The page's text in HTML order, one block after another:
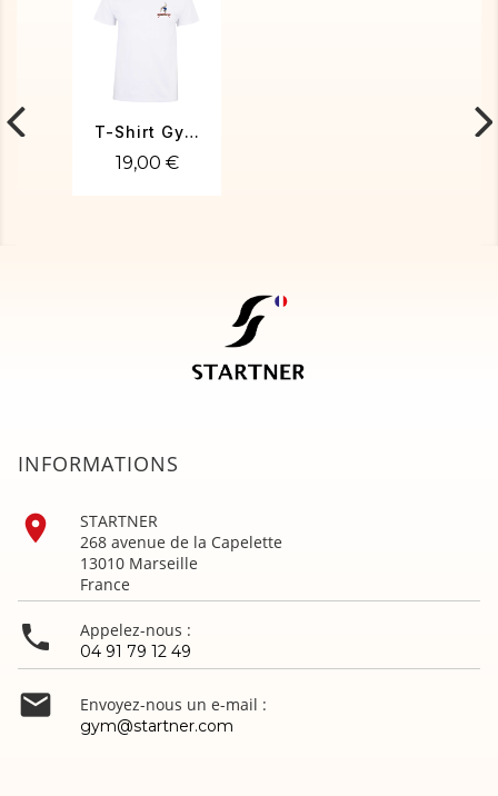
T-Shirt Gymnaste
19,00 €
INFORMATIONS

STARTNER
268 avenue de la Capelette
13010 Marseille
France
 Appelez-nous :
04 91 79 12 49
 Envoyez-nous un e-mail :
gym@startner.com